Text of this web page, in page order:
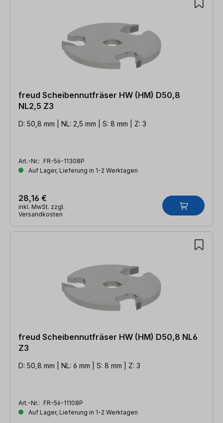
freud Scheibennutfräser HW (HM) D50,8
NL2,5 Z3
D: 50,8 mm | NL: 2,5 mm | S: 8 mm | Z: 3
Art.-Nr.: FR-56-11308P
Auf Lager, Lieferung in 1-2 Werktagen
28,16 €
inkl. MwSt. zzgl.
Versandkosten
freud Scheibennutfräser HW (HM) D50,8 NL6
Z3
D: 50,8 mm | NL: 6 mm | S: 8 mm | Z: 3
Art.-Nr.: FR-56-11108P
Auf Lager, Lieferung in 1-2 Werktagen